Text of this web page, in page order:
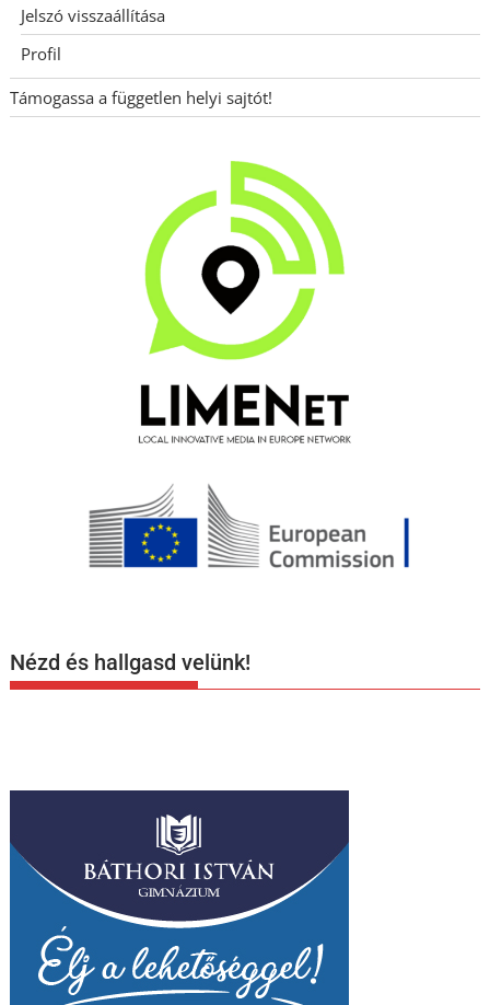
Jelszó visszaállítása
Profil
Támogassa a független helyi sajtót!
Nézd és hallgasd velünk!